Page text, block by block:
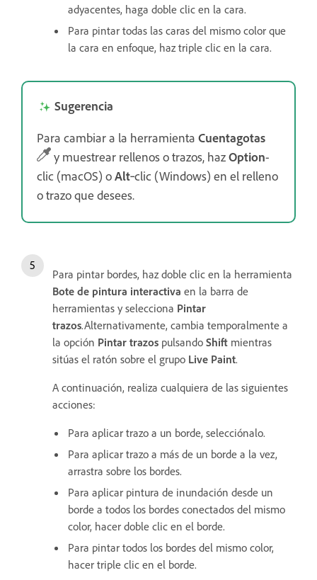
adyacentes, haga doble clic en la cara.
Para pintar todas las caras del mismo color que
la cara en enfoque, haz triple clic en la cara.
Sugerencia
Para cambiar a la herramienta Cuentagotas
y muestrear rellenos o trazos, hazOption-
clic (macOS) oAlt‑clic (Windows) en el relleno
o trazo que desees.
Para pintar bordes, haz doble clic en la herramienta
Bote de pintura interactiva en la barra de
herramientas y selecciona Pintar
trazos.Alternativamente, cambia temporalmente a
la opción Pintar trazos pulsando Shift mientras
sitúas el ratón sobre el grupo Live Paint.
A continuación, realiza cualquiera de las siguientes
acciones:
Para aplicar trazo a un borde, selecciónalo.
Para aplicar trazo a más de un borde a la vez,
arrastra sobre los bordes.
Para aplicar pintura de inundación desde un
borde a todos los bordes conectados del mismo
color, hacer doble clic en el borde.
Para pintar todos los bordes del mismo color,
hacer triple clic en el borde.